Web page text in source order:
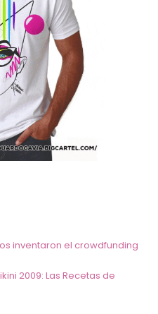
inventaron el crowdfunding
2009: Las Recetas de